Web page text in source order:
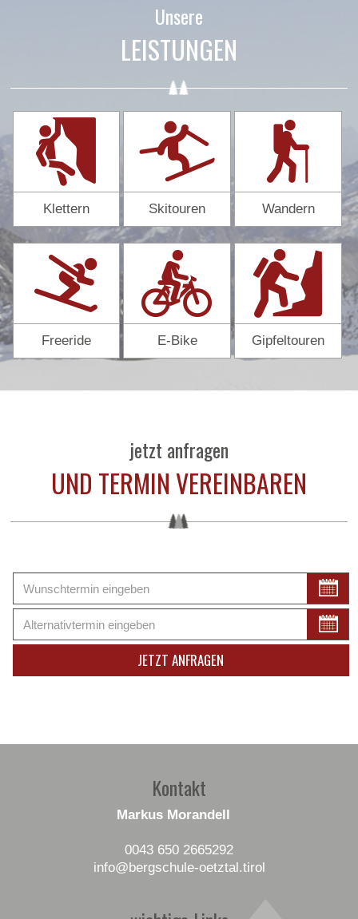
Unsere
LEISTUNGEN
Klettern Skitouren Wandern
Freeride E-Bike Gipfeltouren
jetzt anfragen
UND TERMIN VEREINBAREN
Kontakt
Markus Morandell
0043 650 2665292
info@bergschule-oetztal .tirol